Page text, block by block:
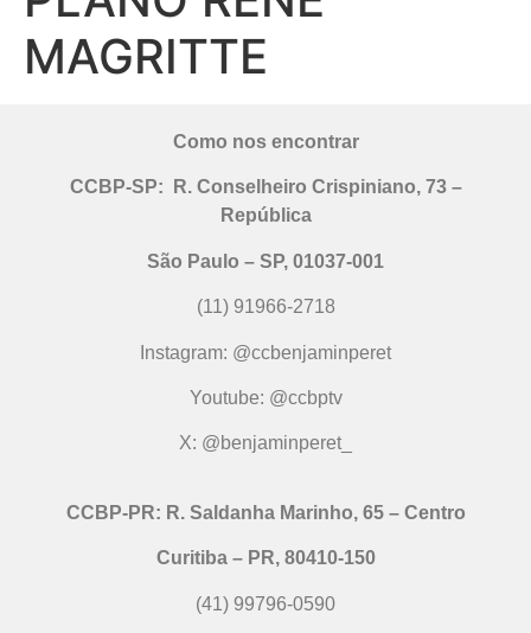
MAGRITTE
Como nos encontrar
CCBP-SP:
R. Conselheiro Crispiniano, 73 –
República
São Paulo – SP, 01037-001
(11) 91966-2718
Instagram: @ccbenjaminperet
Youtube: @ccbptv
X: @benjaminperet_
CCBP-PR: R. Saldanha Marinho, 65 – Centro
Curitiba – PR, 80410-150
(41) 99796-0590